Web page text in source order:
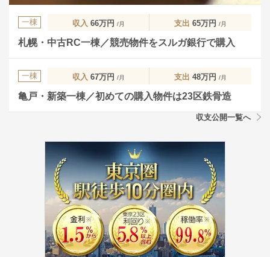
一棟 収入 66万円 /月 支出 65万円 /月
札幌・中古RC一棟／競売物件をスルガ銀行で購入
一棟 収入 67万円 /月 支出 48万円 /月
亀戸・新築一棟／初めての購入物件は23区鉄骨造
収支公開一覧へ